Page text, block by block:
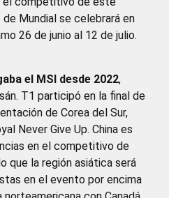
Mundial se celebrará en
26 de junio al 12 de julio.
el MSI desde 2022,
T1 participó en la final de
de Corea del Sur,
Never Give Up. China es
en el competitivo de
que la región asiática será
en el evento por encima